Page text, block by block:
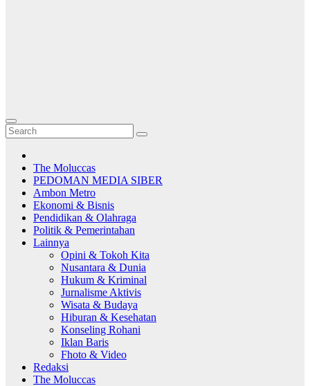
The Moluccas
PEDOMAN MEDIA SIBER
Ambon Metro
Ekonomi & Bisnis
Pendidikan & Olahraga
Politik & Pemerintahan
Lainnya
Opini & Tokoh Kita
Nusantara & Dunia
Hukum & Kriminal
Jurnalisme Aktivis
Wisata & Budaya
Hiburan & Kesehatan
Konseling Rohani
Iklan Baris
Fhoto & Video
Redaksi
The Moluccas